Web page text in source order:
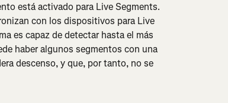
está activado para Live Segments.
con los dispositivos para Live
es capaz de detectar hasta el más
haber algunos segmentos con una
descenso, y que, por tanto, no se